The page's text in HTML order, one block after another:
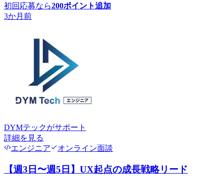
初回応募なら200ポイント追加
3か月前
DYMテックがサポート
詳細を見る
エンジニア
オンライン面談
【週3日〜週5日】UX起点の成長戦略リード